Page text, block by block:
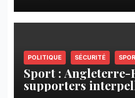
POLITIQUE SÉCURITÉ
Sport : Angleterre-
supporters